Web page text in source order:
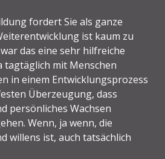
fordert Sie als ganze
ist kaum zu
das eine sehr hilfreiche
tagtäglich mit Menschen
in einem Entwicklungsprozess
Überzeugung, dass
persönliches Wachsen
Wenn, ja wenn, die
willens ist, auch tatsächlich